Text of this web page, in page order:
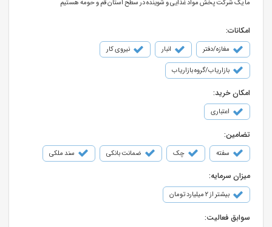
ما یک شرکت پخش مواد غذایی و شوینده در سطح استان قم و حومه هستیم
امکانات:
مغازه/دفتر انبار نیروی کار
بازاریاب/گروه بازاریاب
امکان خرید:
اعتباری
تضامین:
سفته چک ضمانت بانکی سند ملکی
میزان سرمایه:
بیشتر از ۲ میلیارد تومان
سوابق فعالیت: